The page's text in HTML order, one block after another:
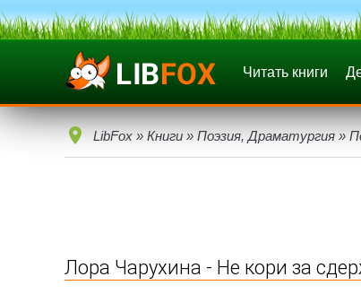
Читать книги
LibFox » Книги » Поэзия, Драматургия »
Лора Чарухина - Не кори за